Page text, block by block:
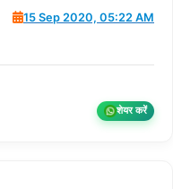
15 Sep 2020, 05:22 AM
शेयर करें